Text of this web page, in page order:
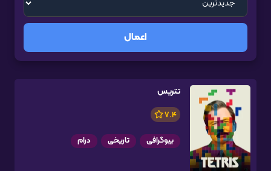
اعمال
تتریس
7.4
بیوگرافی تاریخی درام